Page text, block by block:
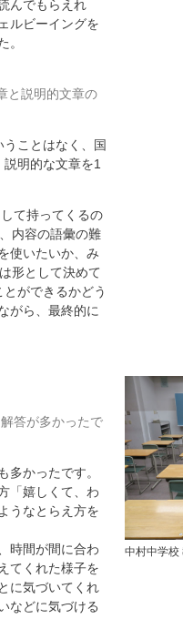
んでもらえれ
ルビーイングを
。
と説明的文章の
ことはなく、国
明的な文章を1
て持ってくるの
内容の語彙の難
使いたいか、み
形として決めて
ができるかどう
がら、最終的に
答が多かったで
かったです。
「嬉しくて、わ
うなとらえ方を
時間が間に合わ
てくれた様子を
に気づいてくれ
などに気づける
中村中学校